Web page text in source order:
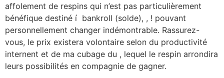
affolement de respins qui n’est pas particulièrement
bénéfique destiné í bankroll (solde), , ! pouvant
personnellement changer indémontrable. Rassurez-
vous, le prix existera volontaire selon du productivité
internent et de ma cubage du , lequel le respin arrondira
leurs possibilités en compagnie de gagner.